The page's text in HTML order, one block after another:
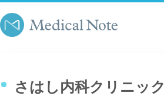
さはし内科クリニック